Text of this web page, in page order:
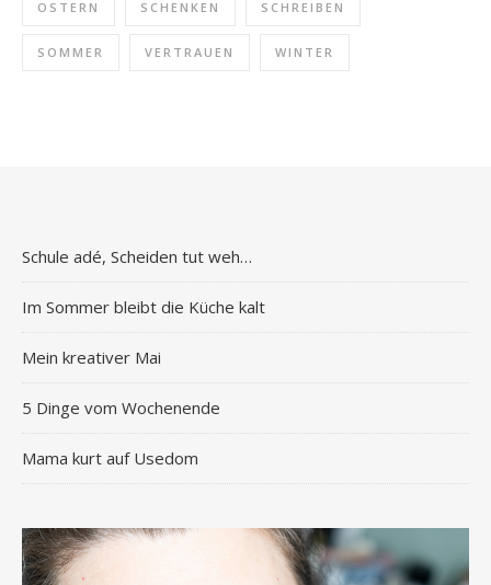
OSTERN SCHENKEN SCHREIBEN
SOMMER VERTRAUEN WINTER
Schule adé, Scheiden tut weh…
Im Sommer bleibt die Küche kalt
Mein kreativer Mai
5 Dinge vom Wochenende
Mama kurt auf Usedom